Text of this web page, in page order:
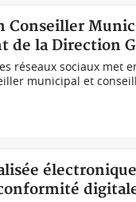
de la Direction
réseaux sociaux met
municipal et